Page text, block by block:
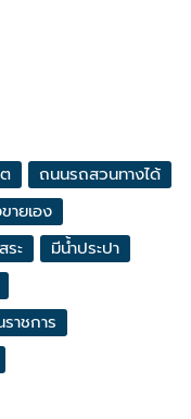
ถนนรถสวนทางได้
ายเอง
ระ มีน้ำประปา
าชการ